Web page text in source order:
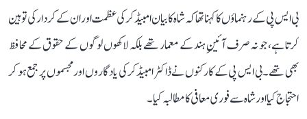
بی ایس پی کے رہنماؤں کا کہنا تھا کہ شاہ کا بیان امبیڈکر کی عظمت اور ان کے کردار کی توہین
کرتا ہے، جو نہ صرف آئینِ ہند کے معمار تھے بلکہ لاکھوں لوگوں کے حقوق کے محافظ
بھی تھے۔ بی ایس پی کے کارکنوں نے ڈاکٹر امبیڈکر کی یادگاروں اور مجسموں پر جمع ہو کر
احتجاج کیا اور شاہ سے فوری معافی کا مطالبہ کیا۔